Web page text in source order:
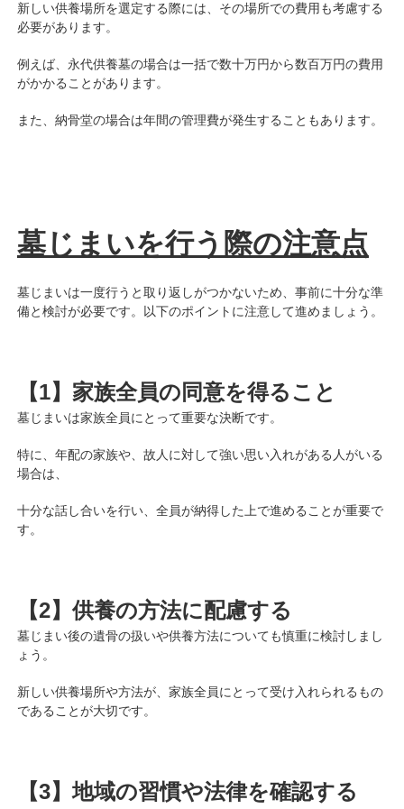
新しい供養場所を選定する際には、その場所での費用も考慮する
必要があります。
例えば、永代供養墓の場合は一括で数十万円から数百万円の費用
がかかることがあります。
また、納骨堂の場合は年間の管理費が発生することもあります。
墓じまいを行う際の注意点
墓じまいは一度行うと取り返しがつかないため、事前に十分な準
備と検討が必要です。以下のポイントに注意して進めましょう。
【1】家族全員の同意を得ること
墓じまいは家族全員にとって重要な決断です。
特に、年配の家族や、故人に対して強い思い入れがある人がいる
場合は、
十分な話し合いを行い、全員が納得した上で進めることが重要で
す。
【2】供養の方法に配慮する
墓じまい後の遺骨の扱いや供養方法についても慎重に検討しまし
ょう。
新しい供養場所や方法が、家族全員にとって受け入れられるもの
であることが大切です。
【3】地域の習慣や法律を確認する